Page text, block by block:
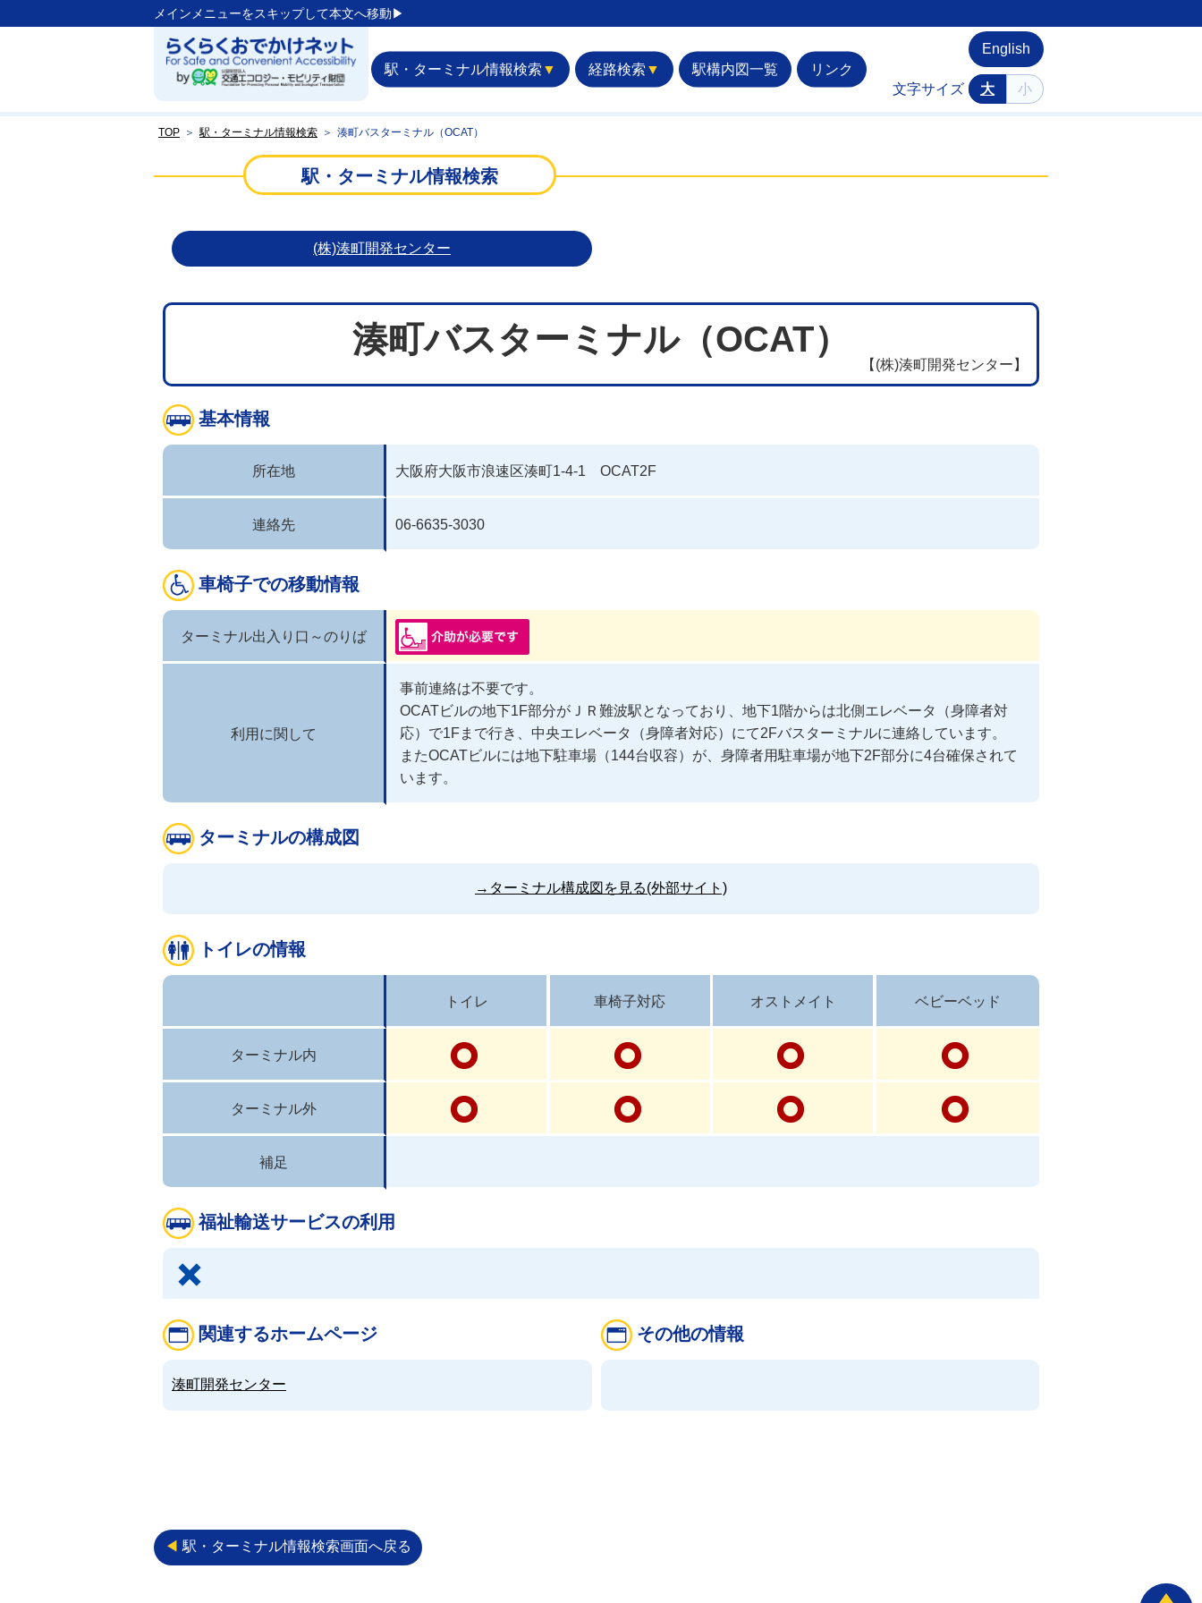
メインメニューをスキップして本文へ移動▶︎
駅・ターミナル情報検索 ▼ 経路検索 ▼ 駅構内図一覧 リンク
English
文字サイズ 大 小
TOP ＞ 駅・ターミナル情報検索 ＞ 湊町バスターミナル（OCAT）
駅・ターミナル情報検索
(株)湊町開発センター
湊町バスターミナル（OCAT）
【(株)湊町開発センター】
基本情報
所在地 大阪府大阪市浪速区湊町1-4-1 OCAT2F
連絡先 06-6635-3030
車椅子での移動情報
ターミナル出入り口～のりば
利用に関して
事前連絡は不要です。
OCATビルの地下1F部分がＪＲ難波駅となっており、地下1階からは北側エレベータ（身障者対
応）で1Fまで行き、中央エレベータ（身障者対応）にて2Fバスターミナルに連絡しています。
またOCATビルには地下駐車場（144台収容）が、身障者用駐車場が地下2F部分に4台確保されて
います。
ターミナルの構成図
→ターミナル構成図を見る(外部サイト)
トイレの情報
ターミナル内
ターミナル外
トイレ 車椅子対応 オストメイト ベビーベッド
補足
福祉輸送サービスの利用
関連するホームページ
湊町開発センター
その他の情報
◀︎ 駅・ターミナル情報検索画面へ戻る